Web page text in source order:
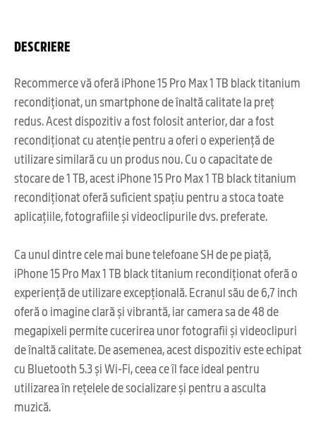
DESCRIERE
Recommerce vă oferă iPhone 15 Pro Max 1 TB black titanium
recondiționat, un smartphone de înaltă calitate la preț
redus. Acest dispozitiv a fost folosit anterior, dar a fost
recondiționat cu atenție pentru a oferi o experiență de
utilizare similară cu un produs nou. Cu o capacitate de
stocare de 1 TB, acest iPhone 15 Pro Max 1 TB black titanium
recondiționat oferă suficient spațiu pentru a stoca toate
aplicațiile, fotografiile și videoclipurile dvs. preferate.
Ca unul dintre cele mai bune telefoane SH de pe piață,
iPhone 15 Pro Max 1 TB black titanium recondiționat oferă o
experiență de utilizare excepțională. Ecranul său de 6,7 inch
oferă o imagine clară și vibrantă, iar camera sa de 48 de
megapixeli permite cucerirea unor fotografii și videoclipuri
de înaltă calitate. De asemenea, acest dispozitiv este echipat
cu Bluetooth 5.3 și Wi-Fi, ceea ce îl face ideal pentru
utilizarea în rețelele de socializare și pentru a asculta
muzică.